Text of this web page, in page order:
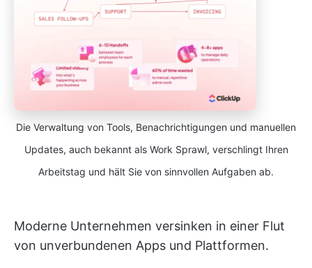
Die Verwaltung von Tools, Benachrichtigungen und manuellen
Updates, auch bekannt als Work Sprawl, verschlingt Ihren
Arbeitstag und hält Sie von sinnvollen Aufgaben ab.
Moderne Unternehmen versinken in einer Flut
von unverbundenen Apps und Plattformen.